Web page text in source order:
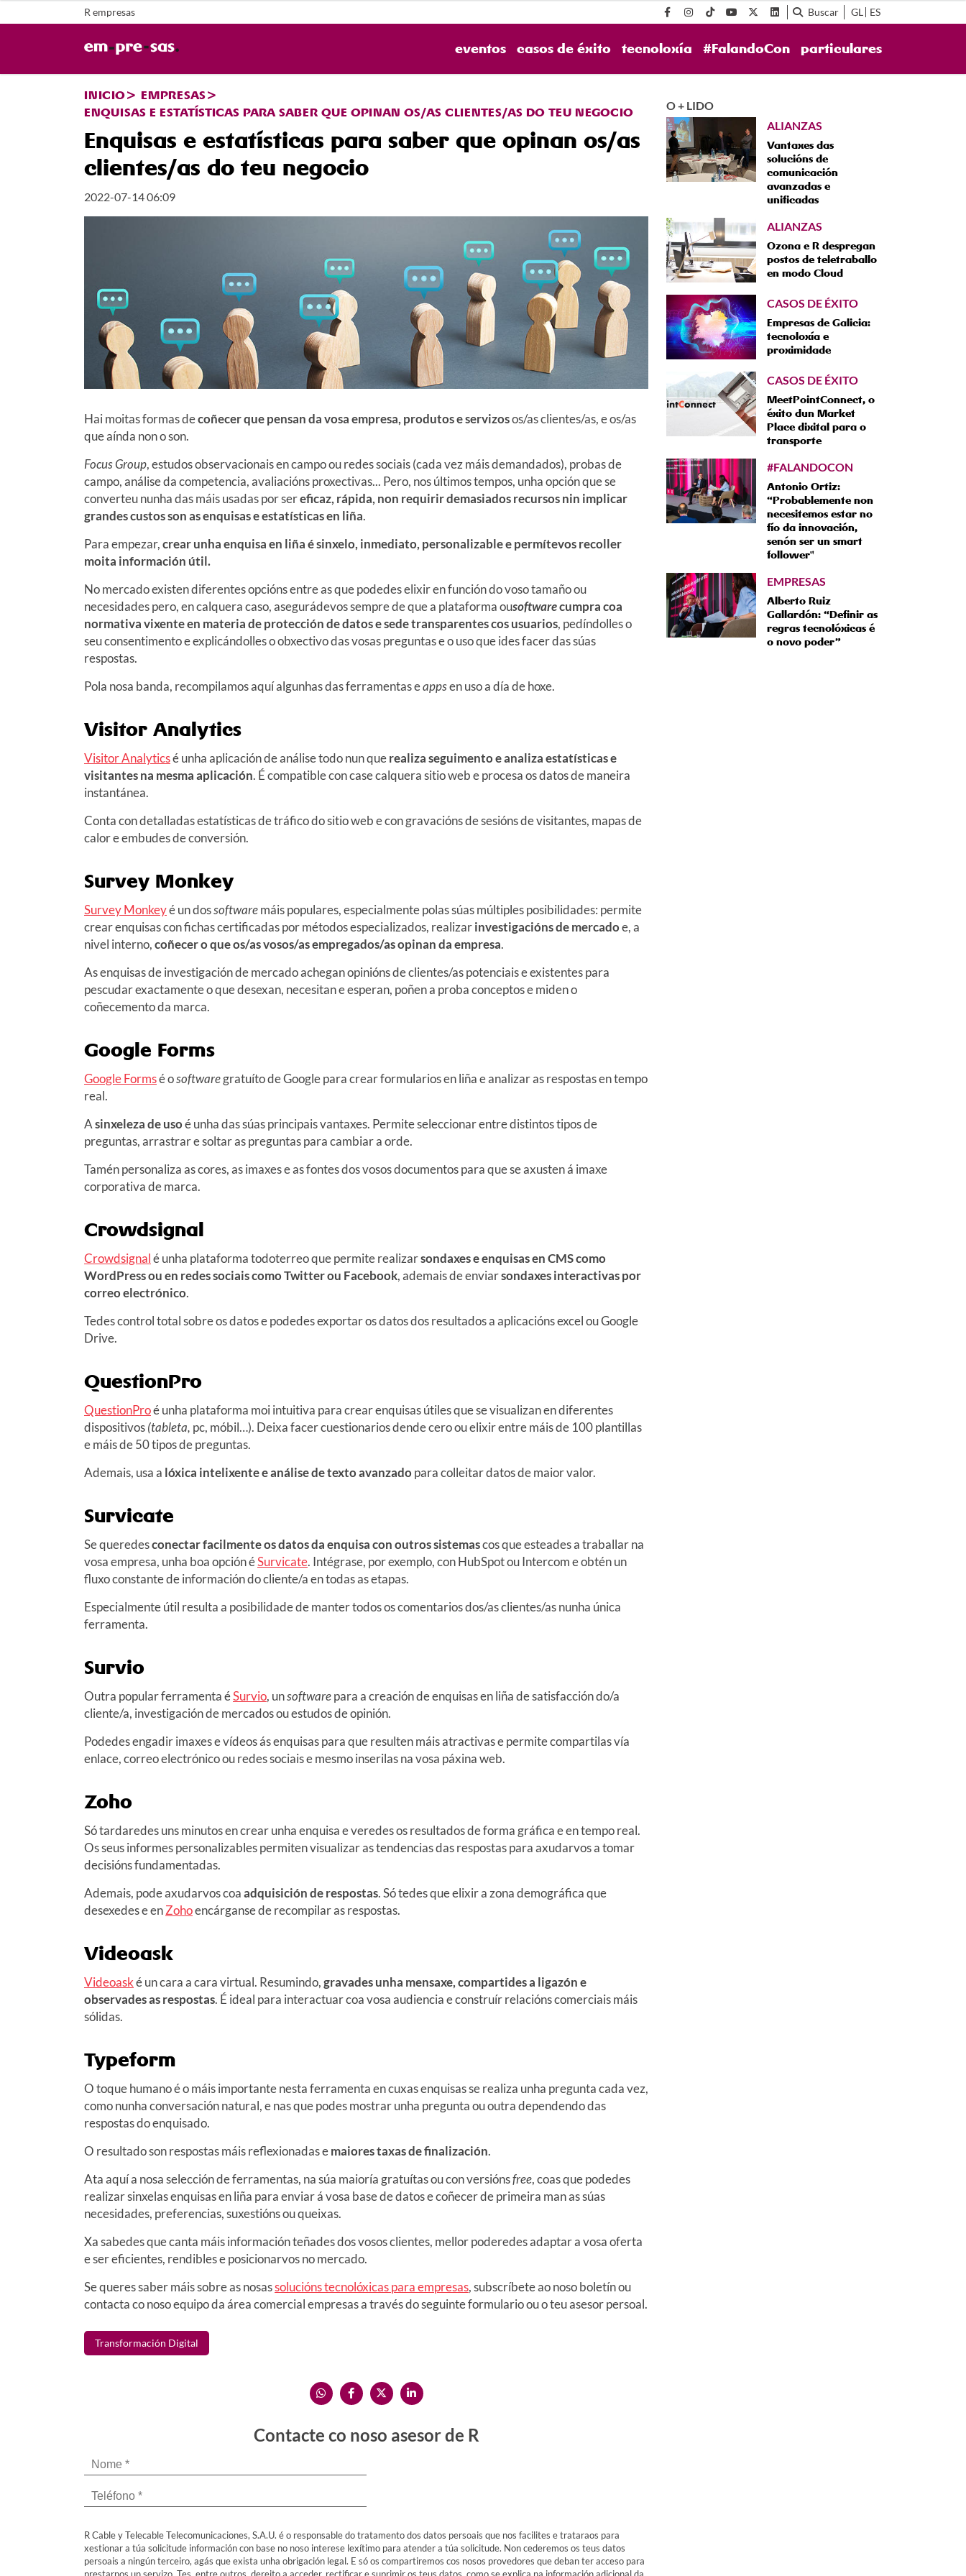
R empresas Buscar GL ES
eventos casos de éxito tecnoloxía #FalandoCon particulares
INICIO
EMPRESAS
ENQUISAS E ESTATÍSTICAS PARA SABER QUE OPINAN OS/AS CLIENTES/AS DO TEU NEGOCIO
Enquisas e estatísticas para saber que opinan os/as
clientes/as do teu negocio
2022-07-14 06:09
Hai moitas formas decoñecer que pensan da vosa empresa, produtos e servizosos/as clientes/as, e os/as
que aínda non o son.
Focus Group, estudos observacionais en campo ou redes sociais (cada vez máis demandados), probas de
campo, análise da competencia, avaliacións proxectivas... Pero, nos últimos tempos, unha opción que se
converteu nunha das máis usadas por sereficaz, rápida, non requirir demasiados recursos nin implicar
grandes custos son as enquisas e estatísticas en liña.
Para empezar,crear unha enquisa en liña é sinxelo, inmediato, personalizable e permítevos recoller
moita información útil.
No mercado existen diferentes opcións entre as que podedes elixir en función do voso tamaño ou
necesidades pero, en calquera caso, asegurádevos sempre de que a plataforma ousoftwarecumpra coa
normativa vixente en materia de protección de datos e sede transparentes cos usuarios, pedíndolles o
seu consentimento e explicándolles o obxectivo das vosas preguntas e o uso que ides facer das súas
respostas.
Pola nosa banda, recompilamos aquí algunhas das ferramentas eappsen uso a día de hoxe.
Visitor Analytics
Visitor Analyticsé unha aplicación de análise todo nun querealiza seguimento e analiza estatísticas e
visitantes na mesma aplicación. É compatible con case calquera sitio web e procesa os datos de maneira
instantánea.
Conta con detalladas estatísticas de tráfico do sitio web e con gravacións de sesións de visitantes, mapas de
calor e embudes de conversión.
Survey Monkey
Survey Monkeyé un dossoftwaremáis populares, especialmente polas súas múltiples posibilidades: permite
crear enquisas con fichas certificadas por métodos especializados, realizarinvestigacións de mercadoe, a
nivel interno,coñecer o queos/as vosos/as empregados/asopinan da empresa.
As enquisas de investigación de mercado achegan opinións de clientes/as potenciais e existentes para
pescudar exactamente o que desexan, necesitan e esperan, poñen a proba conceptos e miden o
coñecemento da marca.
Google Forms
Google Formsé osoftwaregratuíto de Google para crear formularios en liña e analizar as respostas en tempo
real.
Asinxeleza de usoé unha das súas principais vantaxes. Permite seleccionar entre distintos tipos de
preguntas, arrastrar e soltar as preguntas para cambiar a orde.
Tamén personaliza as cores, as imaxes e as fontes dos vosos documentos para que se axusten á imaxe
corporativa de marca.
Crowdsignal
Crowdsignalé unha plataforma todoterreo que permite realizarsondaxes e enquisas en CMS como
WordPress ou en redes sociais como Twitter ou Facebook, ademais de enviarsondaxes interactivas por
correo electrónico.
Tedes control total sobre os datos e podedes exportar os datos dos resultados a aplicacións excel ou Google
Drive.
QuestionPro
QuestionProé unha plataforma moi intuitiva para crear enquisas útiles que se visualizan en diferentes
dispositivos(tableta, pc, móbil…). Deixa facer cuestionarios dende cero ou elixir entre máis de 100 plantillas
e máis de 50 tipos de preguntas.
Ademais, usa a lóxica intelixente e análise de texto avanzado para colleitar datos de maior valor.
Survicate
Se queredesconectar facilmente os datos da enquisa con outros sistemascos que esteades a traballar na
vosa empresa, unha boa opción éSurvicate. Intégrase, por exemplo, con HubSpot ou Intercom e obtén un
fluxo constante de información do cliente/a en todas as etapas.
Especialmente útil resulta a posibilidade de manter todos os comentarios dos/as clientes/as nunha única
ferramenta.
Survio
Outra popular ferramenta éSurvio, unsoftwarepara a creación de enquisas en liña de satisfacción do/a
cliente/a, investigación de mercados ou estudos de opinión.
Podedes engadir imaxes e vídeos ás enquisas para que resulten máis atractivas e permite compartilas vía
enlace, correo electrónico ou redes sociais e mesmo inserilas na vosa páxina web.
Zoho
Só tardaredes uns minutos en crear unha enquisa e veredes os resultados de forma gráfica e en tempo real.
Os seus informes personalizables permiten visualizar as tendencias das respostas para axudarvos a tomar
decisións fundamentadas.
Ademais, pode axudarvos coaadquisición de respostas. Só tedes que elixir a zona demográfica que
desexedes e enZohoencárganse de recompilar as respostas.
Videoask
Videoaské un cara a cara virtual. Resumindo,gravades unha mensaxe, compartides a ligazón e
observades as respostas. É ideal para interactuar coa vosa audiencia e construír relacións comerciais máis
sólidas.
Typeform
O toque humano é o máis importante nesta ferramenta en cuxas enquisas se realiza unha pregunta cada vez,
como nunha conversación natural, e nas que podes mostrar unha pregunta ou outra dependendo das
respostas do enquisado.
O resultado son respostas máis reflexionadas emaiores taxas de finalización.
Ata aquí a nosa selección de ferramentas, na súa maioría gratuítas ou con versiónsfree, coas que podedes
realizar sinxelas enquisas en liña para enviar á vosa base de datos e coñecer de primeira man as súas
necesidades, preferencias, suxestións ou queixas.
Xa sabedes que canta máis información teñades dos vosos clientes, mellor poderedes adaptar a vosa oferta
e ser eficientes, rendibles e posicionarvos no mercado.
Se queres saber máis sobre as nosassolucións tecnolóxicas para empresas, subscríbete ao noso boletín ou
contacta co noso equipo da área comercial empresas a través do seguinte formulario ou o teu asesor persoal.
Transformación Digital
Contacte co noso asesor de R
R Cable y Telecable Telecomunicaciones, S.A.U. é o responsable do tratamento dos datos persoais que nos facilites e trataraos para
xestionar a túa solicitude información con base no noso interese lexítimo para atender a túa solicitude. Non cederemos os teus datos
persoais a ningún terceiro, agás que exista unha obrigación legal. E só os compartiremos cos nosos provedores que deban ter acceso para
prestarnos un servizo. Tes, entre outros, dereito a acceder, rectificar e suprimir os teus datos, como se explica na información adicional da
O + LIDO
ALIANZAS
Vantaxes das
solucións de
comunicación
avanzadas e
unificadas
ALIANZAS
Ozona e R despregan
postos de teletraballo
en modo Cloud
CASOS DE ÉXITO
Empresas de Galicia:
tecnoloxía e
proximidade
CASOS DE ÉXITO
MeetPointConnect, o
éxito dun Market
Place dixital para o
transporte
#FALANDOCON
Antonio Ortiz:
“Probablemente non
necesitemos estar no
fío da innovación,
senón ser un smart
follower"
EMPRESAS
Alberto Ruiz
Gallardón: “Definir as
regras tecnolóxicas é
o novo poder”